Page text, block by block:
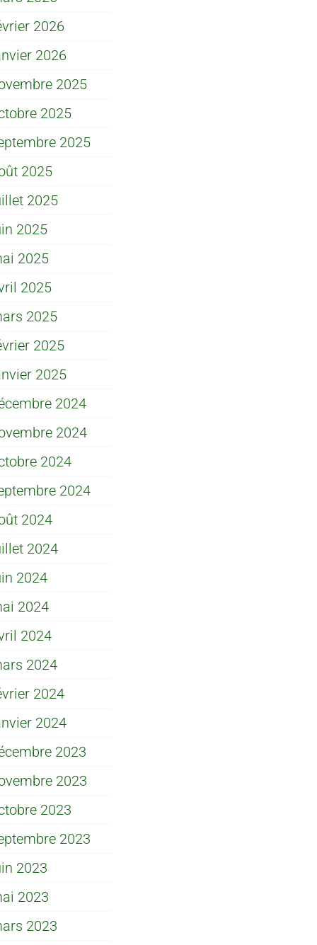
2026
2026
2025
2025
2025
2025
2025
2025
2025
2025
2025
2025
2025
2024
2024
2024
2024
2024
2024
2024
2024
2024
2024
2024
2024
2023
2023
2023
2023
2023
2023
2023